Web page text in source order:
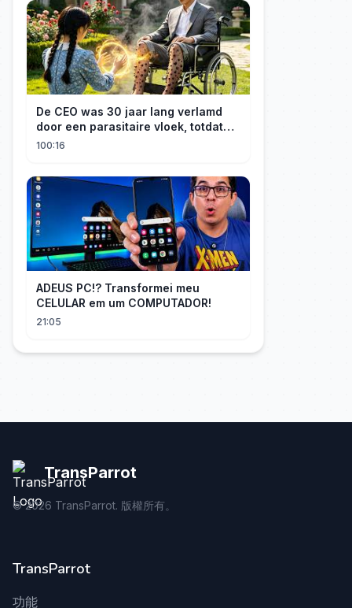
De CEO was 30 jaar lang verlamd
door een parasitaire vloek, totdat
een boerenmeisje hem uiteindelijk
100:16
ADEUS PC!? Transformei meu
CELULAR em um COMPUTADOR!
21:05
TransParrot
©2026 TransParrot. 版權所有。
TransParrot
功能